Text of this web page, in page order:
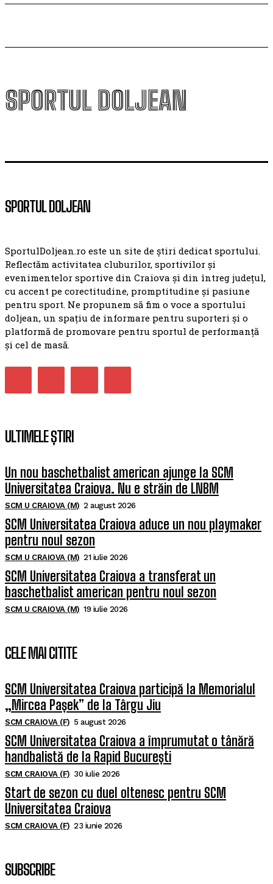
SPORTUL DOLJEAN
SPORTUL DOLJEAN
SportulDoljean.ro este un site de știri dedicat sportului.
Reflectăm activitatea cluburilor, sportivilor și
evenimentelor sportive din Craiova și din întreg județul,
cu accent pe corectitudine, promptitudine și pasiune
pentru sport. Ne propunem să fim o voce a sportului
doljean, un spațiu de informare pentru suporteri și o
platformă de promovare pentru sportul de performanță
și cel de masă.
ULTIMELE ȘTIRI
Un nou baschetbalist american ajunge la SCM
Universitatea Craiova. Nu e străin de LNBM
SCM U CRAIOVA (M) 2 august 2026
SCM Universitatea Craiova aduce un nou playmaker
pentru noul sezon
SCM U CRAIOVA (M) 21 iulie 2026
SCM Universitatea Craiova a transferat un
baschetbalist american pentru noul sezon
SCM U CRAIOVA (M) 19 iulie 2026
CELE MAI CITITE
SCM Universitatea Craiova participă la Memorialul
„Mircea Pașek” de la Târgu Jiu
SCM CRAIOVA (F) 5 august 2026
SCM Universitatea Craiova a împrumutat o tânără
handbalistă de la Rapid București
SCM CRAIOVA (F) 30 iulie 2026
Start de sezon cu duel oltenesc pentru SCM
Universitatea Craiova
SCM CRAIOVA (F) 23 iunie 2026
SUBSCRIBE